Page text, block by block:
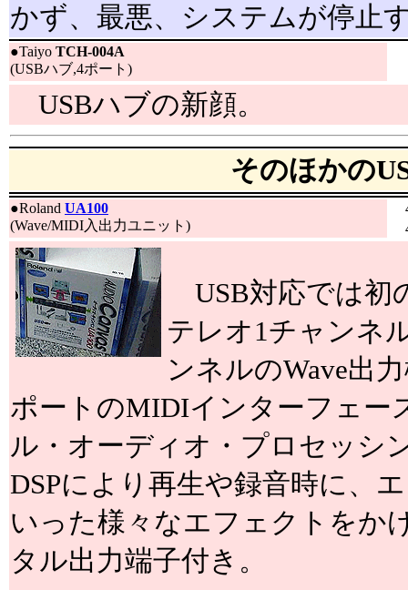
かず、最悪、システムが停止
●Taiyo TCH-004A
(USBハブ,4ポート)
USBハブの新顔。
そのほかの
●Roland UA100
(Wave/MIDI入出力ユニット)
USB対応では初
テレオ1チャンネ
ンネルのWave出
ポートのMIDIインターフェー
ル・オーディオ・プロセッシ
DSPにより再生や録音時に、
いった様々なエフェクトをか
タル出力端子付き。